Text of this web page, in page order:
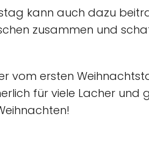
kann auch dazu
zusammen und
vom ersten
für viele Lacher